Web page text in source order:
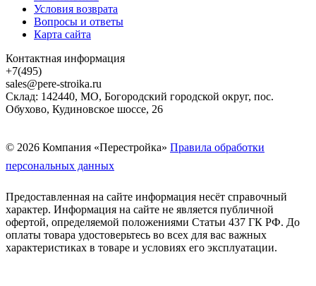
Условия возврата
Вопросы и ответы
Карта сайта
Контактная информация
+7(495)
sales@pere-stroika.ru
Склад: 142440, МО, Богородский городской округ, пос.
Обухово, Кудиновское шоссе, 26
© 2026 Компания «Перестройка» Правила обработки
персональных данных
Предоставленная на сайте информация несёт справочный
характер. Информация на сайте не является публичной
офертой, определяемой положениями Статьи 437 ГК РФ. До
оплаты товара удостоверьтесь во всех для вас важных
характеристиках в товаре и условиях его эксплуатации.